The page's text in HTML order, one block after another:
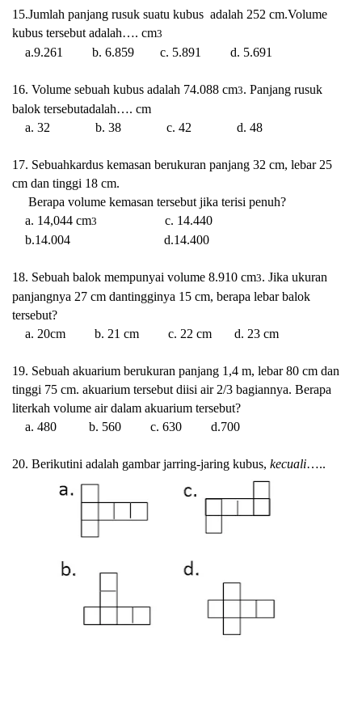
15.Jumlah panjang rusuk suatu kubus adalah 252 cm.Volume
kubus tersebut adalah…. cm3
a.9.261 b. 6.859 c. 5.891 d. 5.691
16. Volume sebuah kubus adalah 74.088 cm3. Panjang rusuk
balok tersebutadalah…. cm
a. 32 b. 38 c. 42 d. 48
17. Sebuahkardus kemasan berukuran panjang 32 cm, lebar 25
cm dan tinggi 18 cm.
Berapa volume kemasan tersebut jika terisi penuh?
a. 14,044 cm3
c. 14.440
b.14.004 d.14.400
18. Sebuah balok mempunyai volume 8.910 cm3. Jika ukuran
panjangnya 27 cm dantingginya 15 cm, berapa lebar balok
tersebut?
a. 20cm b. 21 cm c. 22 cm d. 23 cm
19. Sebuah akuarium berukuran panjang 1,4 m, lebar 80 cm dan
tinggi 75 cm. akuarium tersebut diisi air 2/3 bagiannya. Berapa
literkah volume air dalam akuarium tersebut?
a. 480 b. 560 c. 630 d.700
20. Berikutini adalah gambar jarring-jaring kubus, kecuali…..